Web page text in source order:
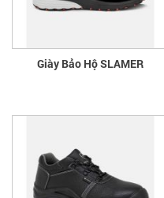
Giày Bảo Hộ SLAMER